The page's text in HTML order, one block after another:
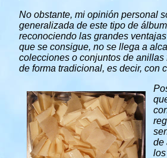
No obstante, mi opinión personal
generalizada de este tipo de
reconociendo las grandes
que se consigue, no se llega a
colecciones o conjuntos de
de forma tradicional, es decir, con
de